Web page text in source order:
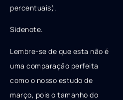
percentuais).
Sidenote.
Lembre-se de que esta não é
uma comparação perfeita
como o nosso estudo de
março, pois o tamanho do